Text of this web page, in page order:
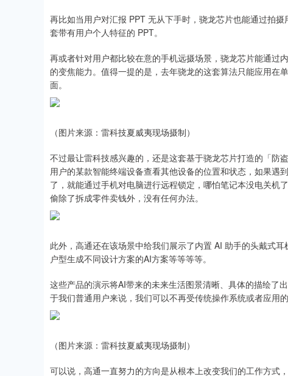
再比如当用户对汇报 PPT 无从下手时，骁龙芯片也能通过拍
套带有用户个人特征的 PPT。
再或者针对用户都比较在意的手机远摄场景，骁龙芯片能通过
的变焦能力。值得一提的是，去年骁龙的这套算法只能应用在
面。
（图片来源：雷科技夏威夷现场摄制）
不过最让雷科技感兴趣的，还是这套基于骁龙芯片打造的「防
用户的某款智能终端设备查看其他设备的位置和状态，如果遇
了，就能通过手机对电脑进行远程锁定，哪怕笔记本没电关机
偷除了拆成零件卖钱外，没有任何办法。
此外，高通还在该场景中给我们展示了内置 AI 助手的头戴式
户型生成不同设计方案的AI方案等等等等。
这些产品的演示将AI带来的未来生活图景清晰、具体的描绘了
于我们普通用户来说，我们可以不再受传统操作系统或者应用
（图片来源：雷科技夏威夷现场摄制）
可以说，高通一直努力的方向是从根本上改变我们的工作方式